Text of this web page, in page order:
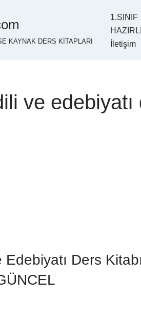
KAYNAK DERS KİTAPLARI
1.SINIF
İletişim
ve edebiyatı
Edebiyatı Ders